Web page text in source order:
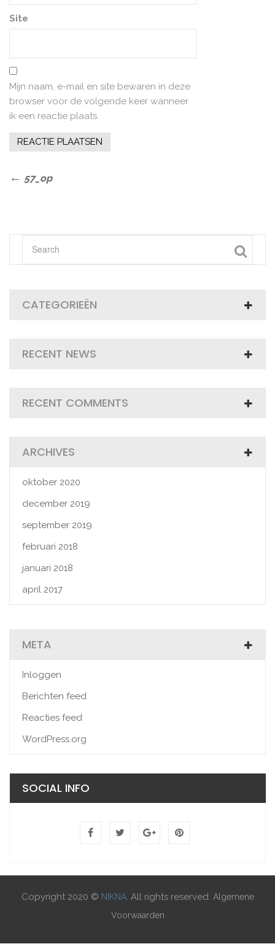
Site
Mijn naam, e-mail en site bewaren in deze
browser voor de volgende keer wanneer
ik een reactie plaats.
Bericht
Previous
57_op
CATEGORIEËN
RECENT NEWS
RECENT COMMENTS
ARCHIVES
oktober 2020
december 2019
september 2019
februari 2018
januari 2018
april 2017
META
Inloggen
Berichten feed
Reacties feed
WordPress.org
SOCIAL INFO
Copyright 2020 © NIKNA. All rights reserved. Algemene
Voorwaarden